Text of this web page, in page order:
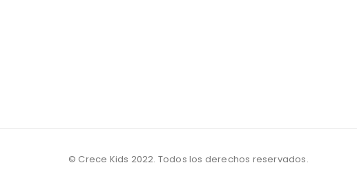
© Crece Kids 2022. Todos los derechos reservados.